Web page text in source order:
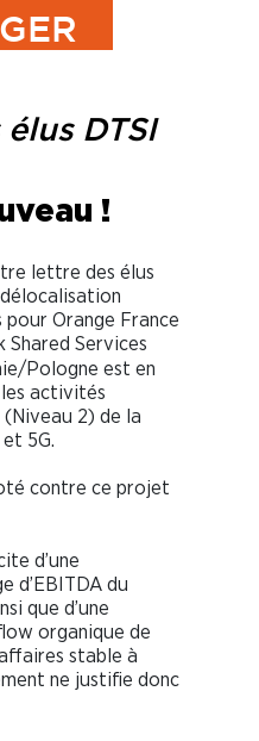
DTSI
!
lettre des élus
Orange France
Shared Services
Pologne est en
activités
2) de la
5G.
contre ce projet
d’une
d’EBITDA du
que d’une
organique de
stable à
ne justifie donc